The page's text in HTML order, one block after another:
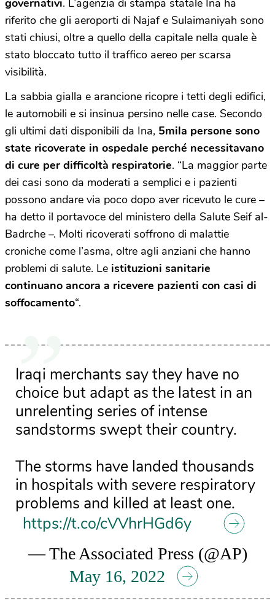
governativi. L’agenzia di stampa statale Ina ha
riferito che gli aeroporti di Najaf e Sulaimaniyah sono
stati chiusi, oltre a quello della capitale nella quale è
stato bloccato tutto il traffico aereo per scarsa
visibilità.
La sabbia gialla e arancione ricopre i tetti degli edifici,
le automobili e si insinua persino nelle case. Secondo
gli ultimi dati disponibili da Ina, 5mila persone sono
state ricoverate in ospedale perché necessitavano
di cure per difficoltà respiratorie. “La maggior parte
dei casi sono da moderati a semplici e i pazienti
possono andare via poco dopo aver ricevuto le cure –
ha detto il portavoce del ministero della Salute Seif al-
Badrche –. Molti ricoverati soffrono di malattie
croniche come l’asma, oltre agli anziani che hanno
problemi di salute. Le istituzioni sanitarie
continuano ancora a ricevere pazienti con casi di
soffocamento“.
Iraqi merchants say they have no
choice but adapt as the latest in an
unrelenting series of intense
sandstorms swept their country.
The storms have landed thousands
in hospitals with severe respiratory
problems and killed at least one.
https://t.co/cVVhrHGd6y
— The Associated Press (@AP)
May 16, 2022